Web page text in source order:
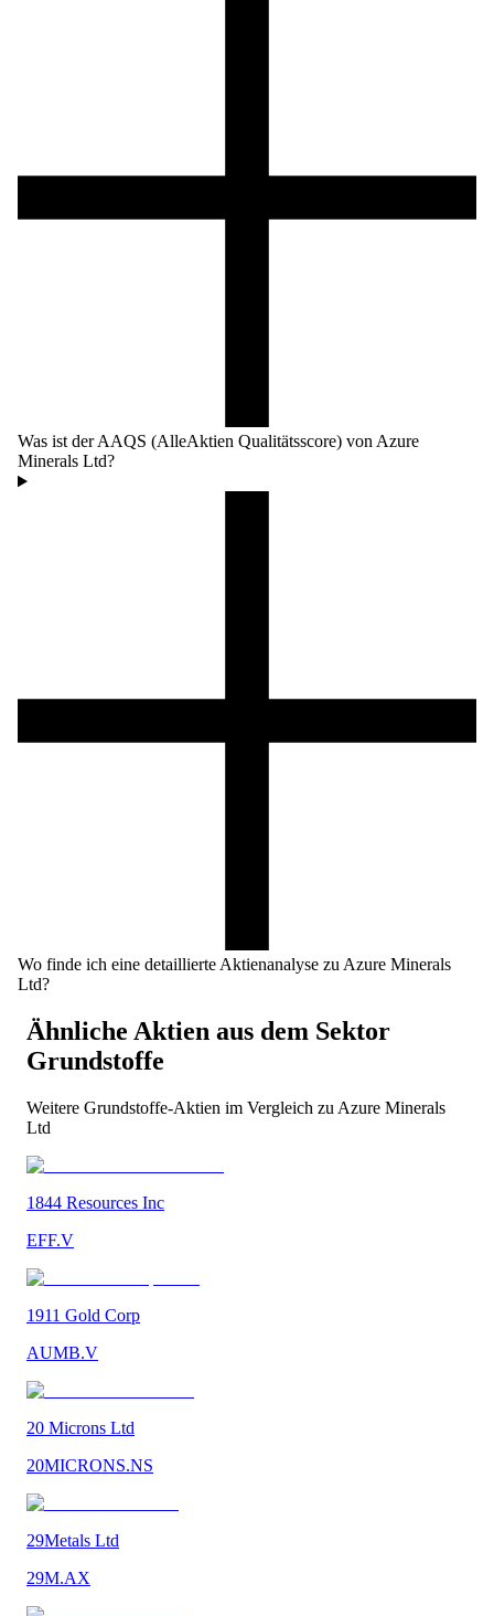
Was ist der AAQS (AlleAktien Qualitätsscore) von Azure
Minerals Ltd?
Wo finde ich eine detaillierte Aktienanalyse zu Azure Minerals
Ltd?
Ähnliche Aktien aus dem Sektor
Grundstoffe
Weitere Grundstoffe-Aktien im Vergleich zu Azure Minerals
Ltd
1844 Resources Inc
EFF.V
1911 Gold Corp
AUMB.V
20 Microns Ltd
20MICRONS.NS
29Metals Ltd
29M.AX